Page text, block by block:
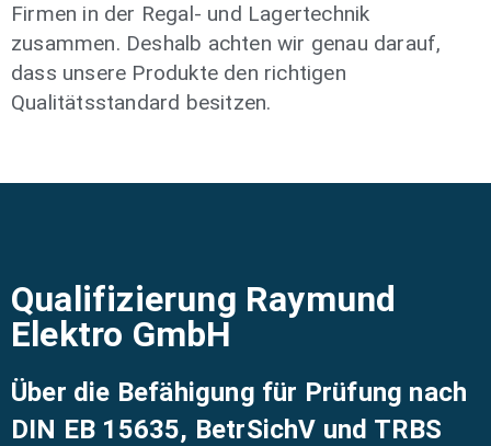
Firmen in der Regal- und Lagertechnik
zusammen. Deshalb achten wir genau darauf,
dass unsere Produkte den richtigen
Qualitätsstandard besitzen.
Qualifizierung Raymund
Elektro GmbH
Über die Befähigung für Prüfung nach
DIN EB 15635, BetrSichV und TRBS